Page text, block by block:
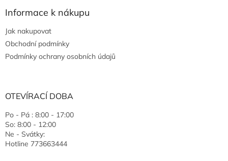
Informace k nákupu
Jak nakupovat
Obchodní podmínky
Podmínky ochrany osobních údajů
OTEVÍRACÍ DOBA
Po - Pá : 8:00 - 17:00
So: 8:00 - 12:00
Ne - Svátky:
Hotline 773663444